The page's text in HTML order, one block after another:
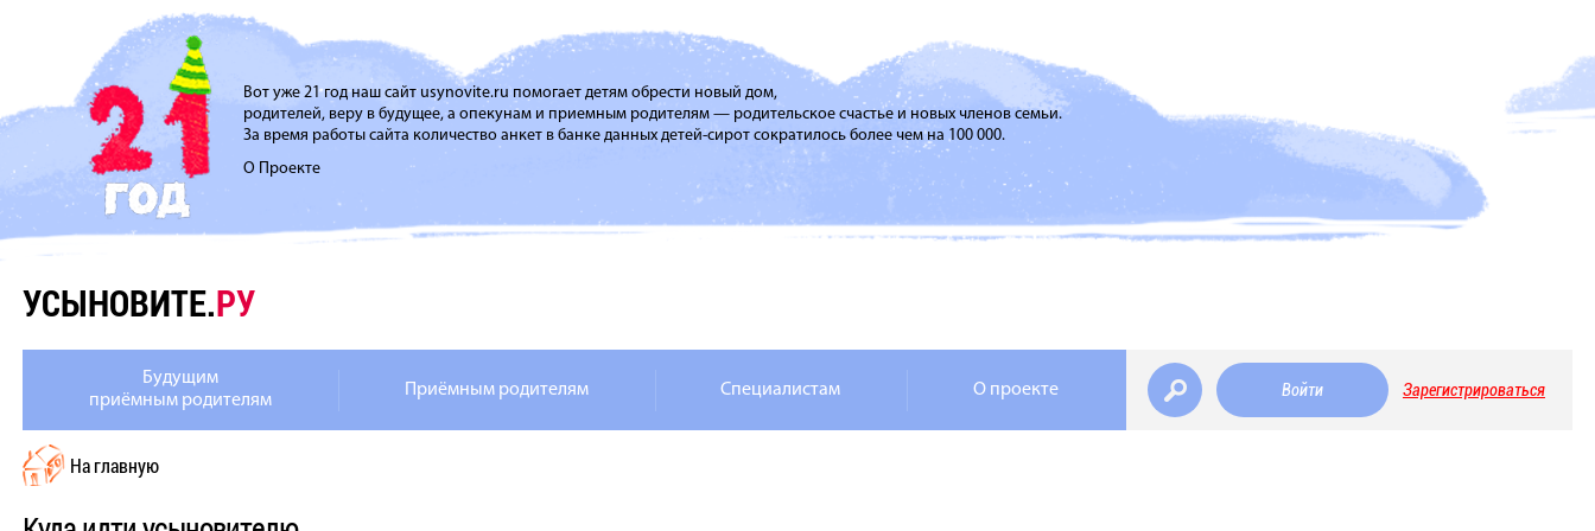
Вот уже 21 год наш сайт usynovite.ru помогает детям обрести новый дом,
родителей, веру в будущее, а опекунам и приемным родителям — родительское счастье и новых членов семьи.
За время работы сайта количество анкет в банке данных детей-сирот сократилось более чем на 100 000.
О Проекте
УСЫНОВИТЕ.РУ
Будущим
приёмным родителям
Приёмным родителям Специалистам О проекте Войти Зарегистрироваться
На главную